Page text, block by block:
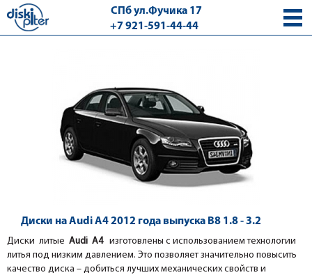
СПб ул.Фучика 17
+7 921-591-44-44
Диски на Audi A4 2012 года выпуска B8 1.8 - 3.2
Диски литые Audi A4 изготовлены с использованием технологии
литья под низким давлением. Это позволяет значительно повысить
качество диска – добиться лучших механических свойств и